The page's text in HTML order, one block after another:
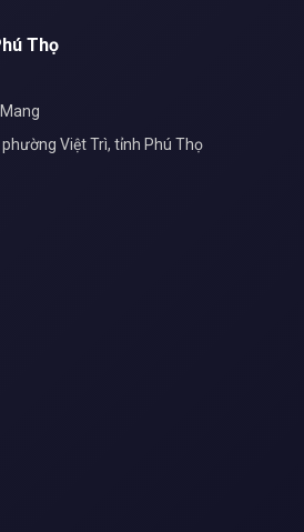
Thọ
Việt Trì, tỉnh Phú Thọ